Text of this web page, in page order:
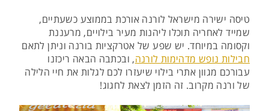
טיסה ישירה מישראל לורנה אורכת בממוצע כשעתיים,
שמייד לאחריה תוכלו ליהנות מעיר בילויים, מרעננת
וקסומה במיוחד. יש שפע של אטרקציות בורנה וניתן לתאם
חבילות נופש מדהימות לורנה, ובכתבה הבאה ריכזנו
עבורכם מגוון אתרי בילוי שיעזרו לכם לגלות את חיי הלילה
של ורנה מקרוב. זה הזמן לצאת לחגוג!